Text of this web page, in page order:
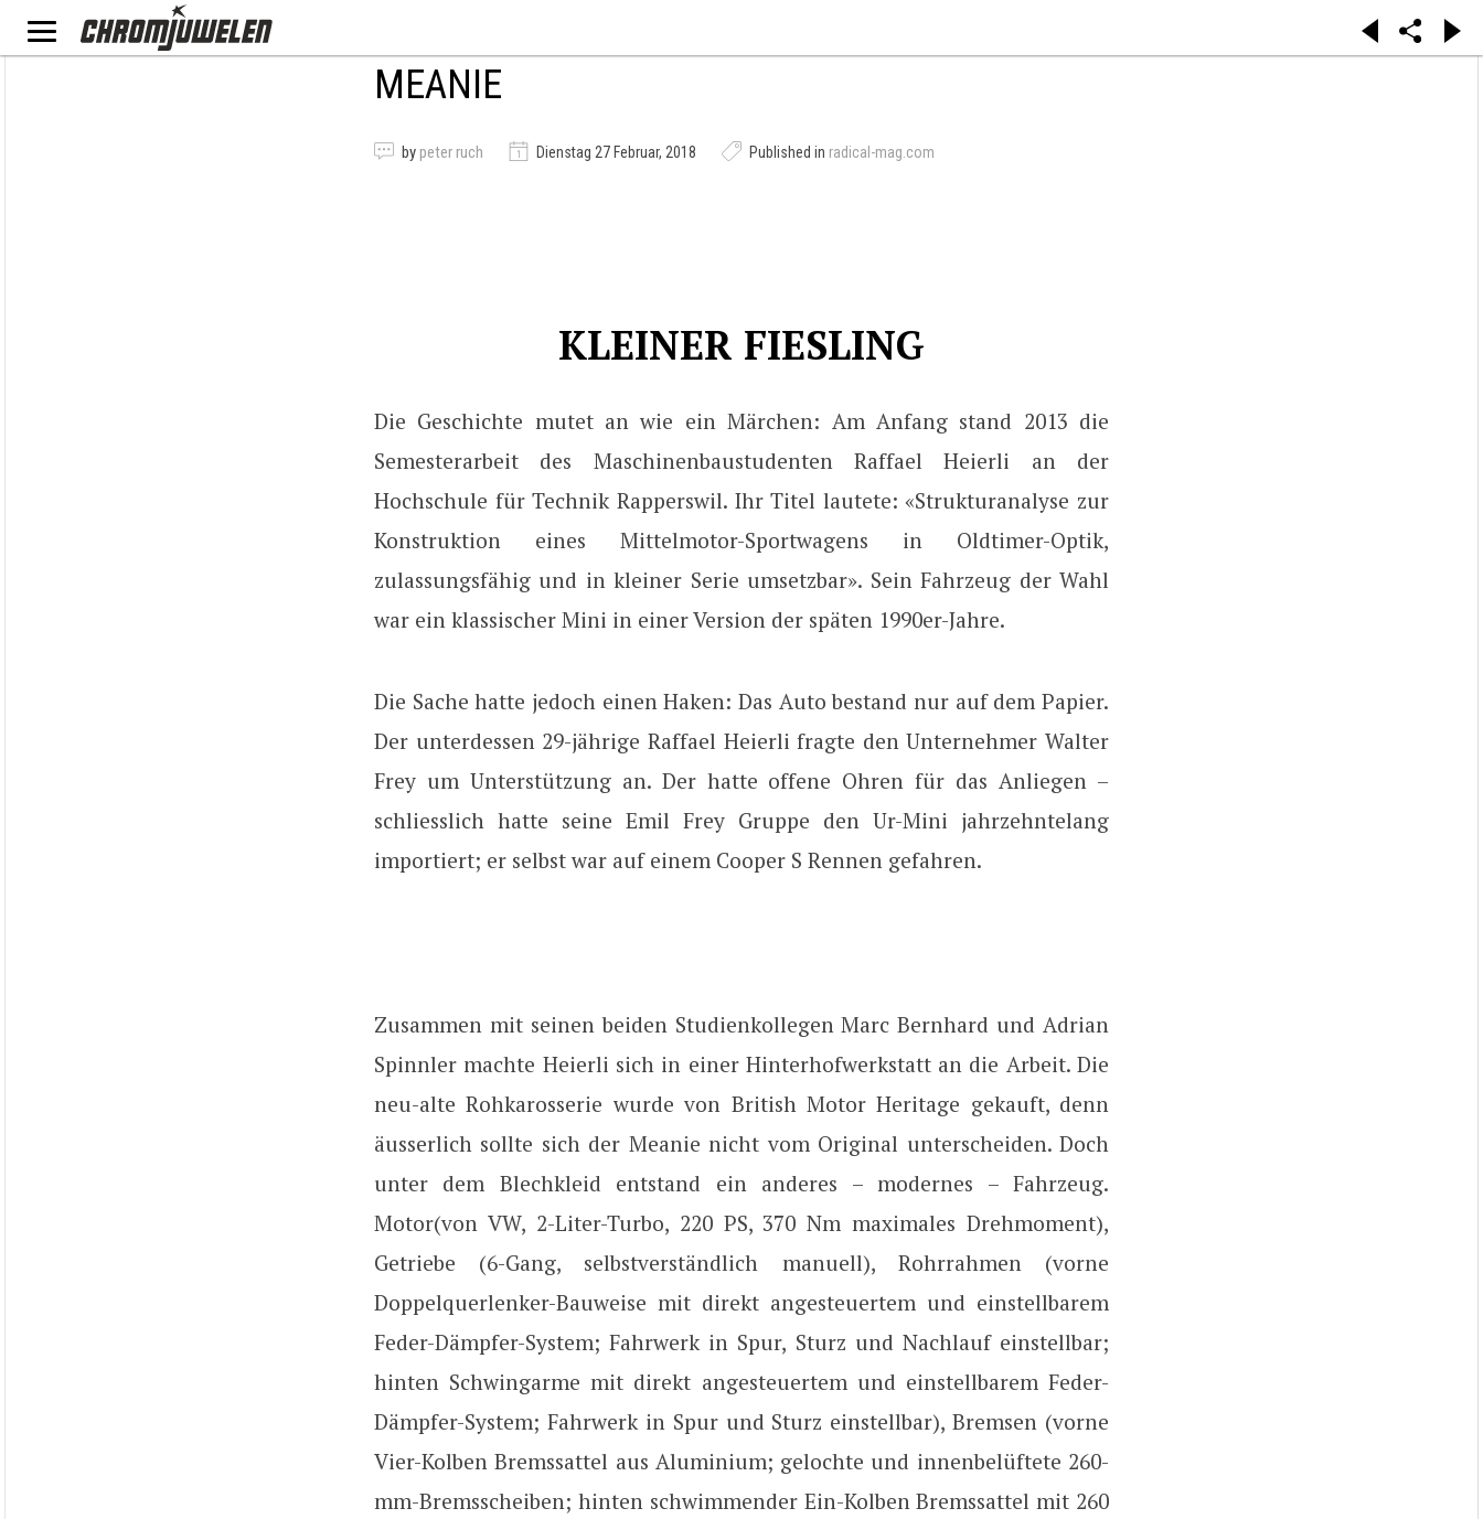
MEANIE
by peter ruch Dienstag 27 Februar, 2018 Published in radical-mag.com
KLEINER FIESLING
Die Geschichte mutet an wie ein Märchen: Am Anfang stand 2013 die
Semesterarbeit des Maschinenbaustudenten Raffael Heierli an der
Hochschule für Technik Rapperswil. Ihr Titel lautete: «Strukturanalyse zur
Konstruktion eines Mittelmotor-Sportwagens in Oldtimer-Optik,
zulassungsfähig und in kleiner Serie umsetzbar». Sein Fahrzeug der Wahl
war ein klassischer Mini in einer Version der späten 1990er-Jahre.
Die Sache hatte jedoch einen Haken: Das Auto bestand nur auf dem Papier.
Der unterdessen 29-jährige Raffael Heierli fragte den Unternehmer Walter
Frey um Unterstützung an. Der hatte offene Ohren für das Anliegen –
schliesslich hatte seine Emil Frey Gruppe den Ur-Mini jahrzehntelang
importiert; er selbst war auf einem Cooper S Rennen gefahren.
Zusammen mit seinen beiden Studienkollegen Marc Bernhard und Adrian
Spinnler machte Heierli sich in einer Hinterhofwerkstatt an die Arbeit. Die
neu-alte Rohkarosserie wurde von British Motor Heritage gekauft, denn
äusserlich sollte sich der Meanie nicht vom Original unterscheiden. Doch
unter dem Blechkleid entstand ein anderes – modernes – Fahrzeug.
Motor(von VW, 2-Liter-Turbo, 220 PS, 370 Nm maximales Drehmoment),
Getriebe (6-Gang, selbstverständlich manuell), Rohrrahmen (vorne
Doppelquerlenker-Bauweise mit direkt angesteuertem und einstellbarem
Feder-Dämpfer-System; Fahrwerk in Spur, Sturz und Nachlauf einstellbar;
hinten Schwingarme mit direkt angesteuertem und einstellbarem Feder-
Dämpfer-System; Fahrwerk in Spur und Sturz einstellbar), Bremsen (vorne
Vier-Kolben Bremssattel aus Aluminium; gelochte und innenbelüftete 260-
mm-Bremsscheiben; hinten schwimmender Ein-Kolben Bremssattel mit 260